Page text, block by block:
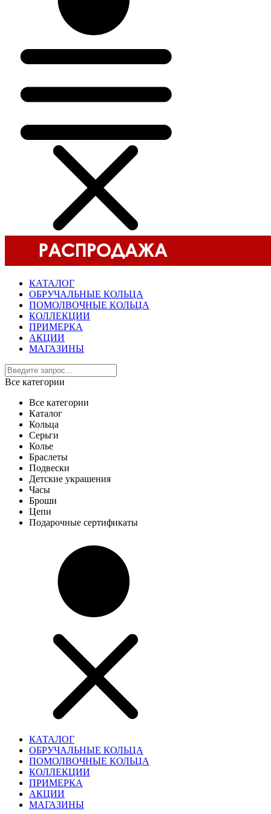
КАТАЛОГ
ОБРУЧАЛЬНЫЕ КОЛЬЦА
ПОМОЛВОЧНЫЕ КОЛЬЦА
КОЛЛЕКЦИИ
ПРИМЕРКА
АКЦИИ
МАГАЗИНЫ
Все категории
Все категории
Каталог
Кольца
Серьги
Колье
Браслеты
Подвески
Детские украшения
Часы
Броши
Цепи
Подарочные сертификаты
КАТАЛОГ
ОБРУЧАЛЬНЫЕ КОЛЬЦА
ПОМОЛВОЧНЫЕ КОЛЬЦА
КОЛЛЕКЦИИ
ПРИМЕРКА
АКЦИИ
МАГАЗИНЫ